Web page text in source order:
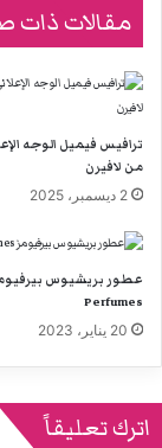
مقالات ذات
ترافيس فيميل الوجه
من لافيرن
2 ديسمبر، 2025
Perfumes
20 يناير، 2023
اترك تعليقاً